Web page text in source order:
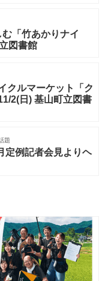
「竹あかりナイ
図書館
クルマーケット「ク
2(日) 基山町立図書
題
定例記者会見よりヘ